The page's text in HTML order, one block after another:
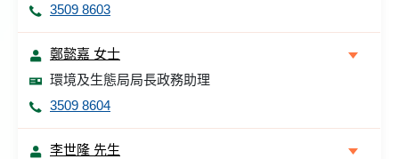
3509 8603
鄭懿嘉 女士
環境及生態局局長政務助理
3509 8604
李世隆 先生